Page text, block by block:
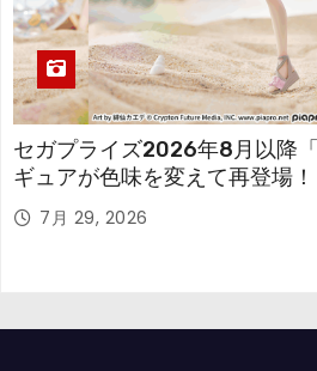
セガプライズ2026年8月以降
ギュアが色味を変えて再登場！
7月 29, 2026